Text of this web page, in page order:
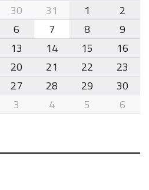
30 31 1
2
6 7 8
9
13 14 15
16
20 21 22
23
27 28 29
30
3 4 5 6